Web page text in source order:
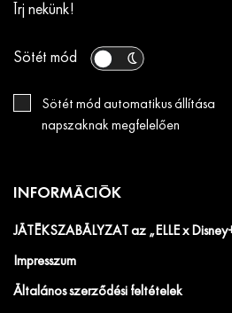
Írj nekünk!
Sötét mód
Sötét mód automatikus állítása
napszaknak megfelelően
INFORMÁCIÓK
JÁTÉKSZABÁLYZAT az „ELLE x
Impresszum
Általános szerződési feltételek